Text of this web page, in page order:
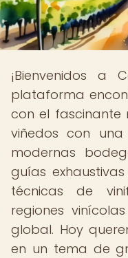
¡Bienvenidos a
plataforma
con el fascinante
viñedos con
modernas
guías
técnicas de
regiones
global. Hoy
en un tema de